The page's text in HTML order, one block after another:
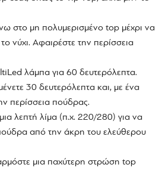
στο μη πολυμερισμένο top μέχρι να
νύχι. Αφαιρέστε την περίσσεια
λάμπα για 60 δευτερόλεπτα.
30 δευτερόλεπτα και, με ένα
περίσσεια πούδρας.
λεπτή λίμα (π.χ. 220/280) για να
από την άκρη του ελεύθερου
μια παχύτερη στρώση top